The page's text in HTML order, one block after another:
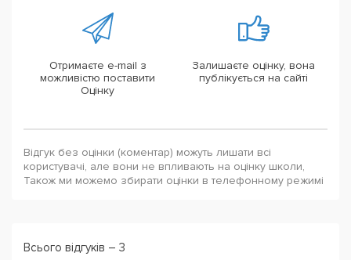
Отримаєте e-mail з
можливістю поставити
Оцінку
Залишаєте оцінку, вона
публікується на сайті
Відгук без оцінки (коментар) можуть лишати всі
користувачі, але вони не впливають на оцінку школи,
Також ми можемо збирати оцінки в телефонному режимі
Всього відгуків – 3